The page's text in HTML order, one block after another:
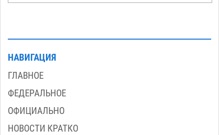
НАВИГАЦИЯ
ГЛАВНОЕ
ФЕДЕРАЛЬНОЕ
ОФИЦИАЛЬНО
НОВОСТИ КРАТКО